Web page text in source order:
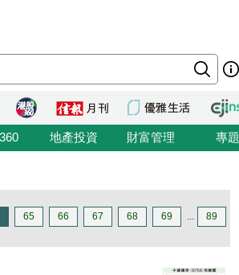
地產投資 財富管理 專題
65 66 67 68 69 ... 89